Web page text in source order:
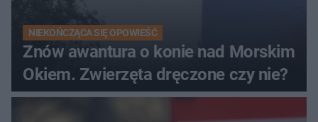
NIEKOŃCZĄCA SIĘ OPOWIEŚĆ
Znów awantura o konie nad Morskim
Okiem. Zwierzęta dręczone czy nie?